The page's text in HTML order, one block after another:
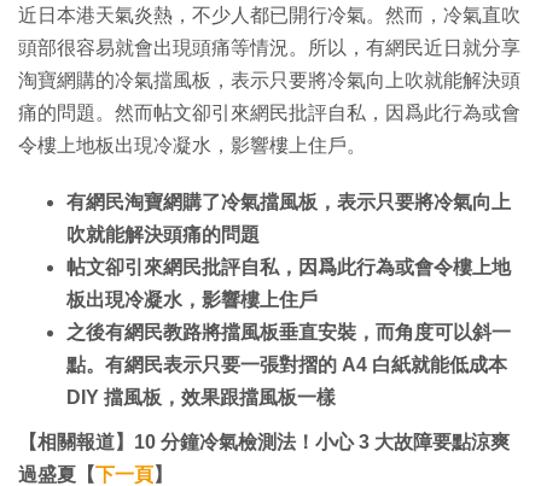
近日本港天氣炎熱，不少人都已開行冷氣。然而，冷氣直吹
頭部很容易就會出現頭痛等情況。所以，有網民近日就分享
淘寶網購的冷氣擋風板，表示只要將冷氣向上吹就能解決頭
痛的問題。然而帖文卻引來網民批評自私，因爲此行為或會
令樓上地板出現冷凝水，影響樓上住戶。
有網民淘寶網購了冷氣擋風板，表示只要將冷氣向上
吹就能解決頭痛的問題
帖文卻引來網民批評自私，因爲此行為或會令樓上地
板出現冷凝水，影響樓上住戶
之後有網民教路將擋風板垂直安裝，而角度可以斜一
點。有網民表示只要一張對摺的 A4 白紙就能低成本
DIY 擋風板，效果跟擋風板一樣
【相關報道】10 分鐘冷氣檢測法！小心 3 大故障要點涼爽
過盛夏【下一頁】